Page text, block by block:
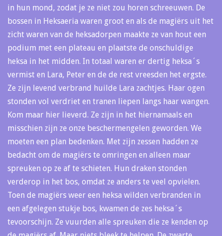
in hun mond, zodat je ze niet zou horen schreeuwen. De
bossen in Heksaeria waren groot en als de magiërs uit het
zicht waren van de heksadorpen maakte ze van hout een
podium met een plateau en plaatste de onschuldige
heksa in het midden. In totaal waren er dertig heksa´s
vermist en Lara, Peter en de de rest vreesden het ergste.
Ze zijn levend verbrand huilde Lara zachtjes. Haar ogen
stonden vol verdriet en tranen liepen langs haar wangen.
Kom maar hier lieverd. Ze zijn in het hiernamaals en
misschien zijn ze onze beschermengelen geworden. We
moeten een plan bedenken. Met zijn zessen hadden ze
bedacht om de magiërs te omringen en alleen maar
spreuken op ze af te schieten. Hun draken stonden
verderop in het bos, omdat ze anders te veel opvielen.
Toen de magiërs weer een heksa wilden verbranden in
een afgelegen stukje bos, kwamen de zes heksa´s
tevoorschijn. Ze vuurden alle spreuken die ze kenden op